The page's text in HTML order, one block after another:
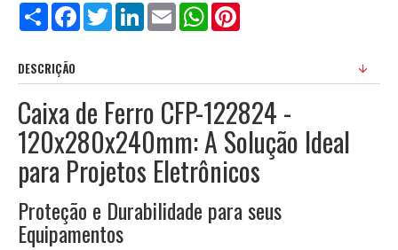
Compartilhar
FacebookTwitterLinkedInEmail WhatsApp
DESCRIÇÃO
Caixa de Ferro CFP-122824 -
120x280x240mm: A Solução Ideal
para Projetos Eletrônicos
Proteção e Durabilidade para seus
Equipamentos